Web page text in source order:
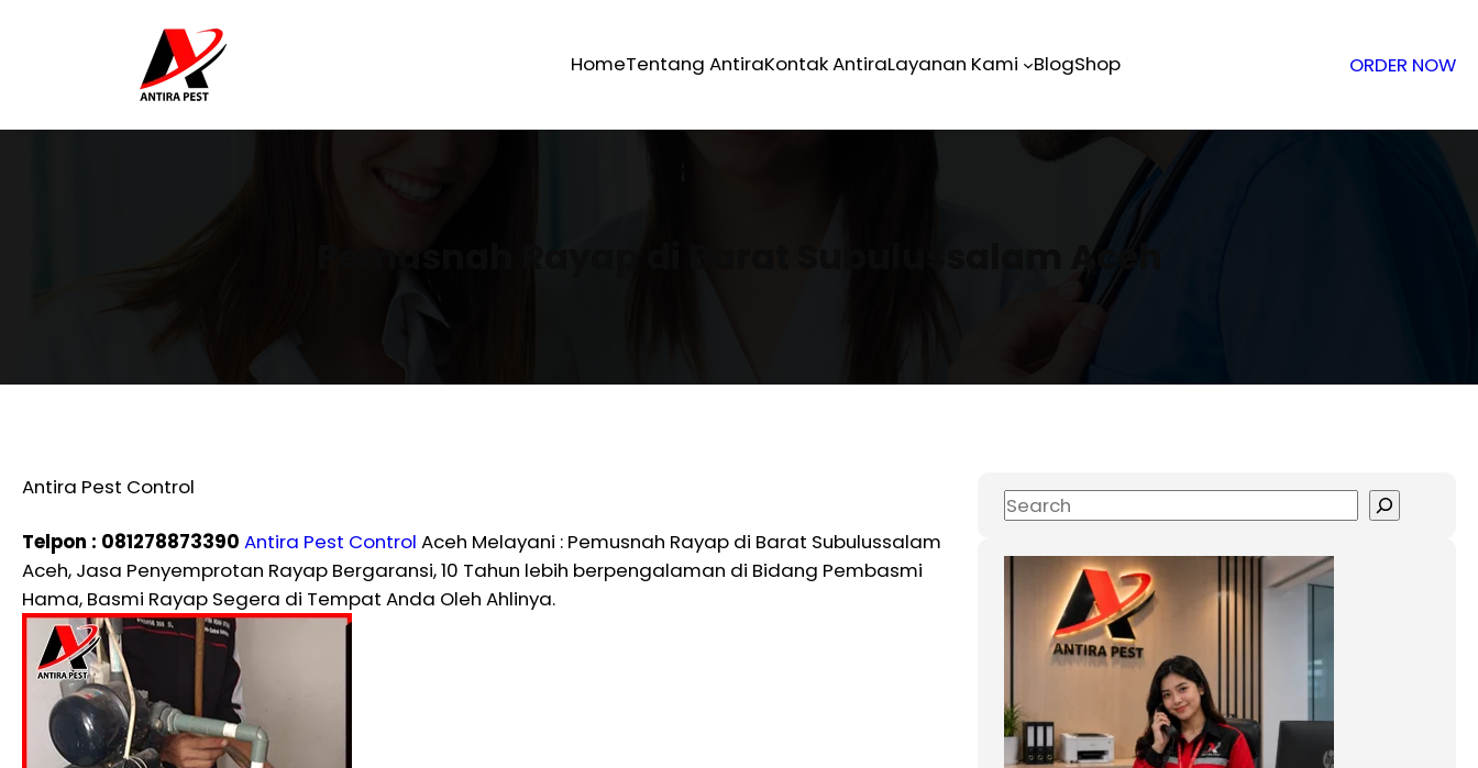
HomeTentang AntiraKontak AntiraLayanan Kami BlogShop ORDER NOW
Antira Pest Control
Telpon : 081278873390 Antira Pest Control Aceh Melayani : Pemusnah Rayap di Barat Subulussalam
Aceh, Jasa Penyemprotan Rayap Bergaransi, 10 Tahun lebih berpengalaman di Bidang Pembasmi
Hama, Basmi Rayap Segera di Tempat Anda Oleh Ahlinya.